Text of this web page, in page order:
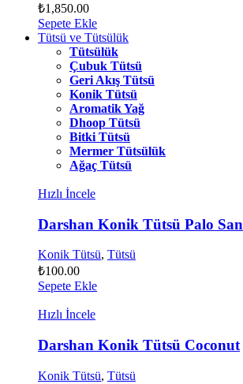
₺1,850.00
Sepete Ekle
Tütsü ve Tütsülük
Tütsülük
Çubuk Tütsü
Geri Akış Tütsü
Konik Tütsü
Aromatik Yağ
Dhoop Tütsü
Bitki Tütsü
Mermer Tütsülük
Ağaç Tütsü
Hızlı İncele
Darshan Konik Tütsü Palo
Konik Tütsü, Tütsü
₺100.00
Sepete Ekle
Hızlı İncele
Darshan Konik Tütsü Coconut
Konik Tütsü, Tütsü